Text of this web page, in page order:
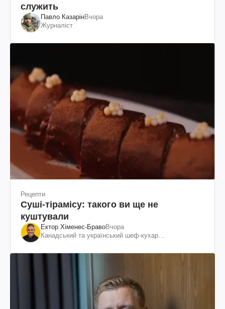
служить
Павло КазарінВчора
Журналіст
Рецепти
Суші-тірамісу: такого ви ще не
куштували
Ектор Хіменес-БравоВчора
Канадський та український шеф-кухар